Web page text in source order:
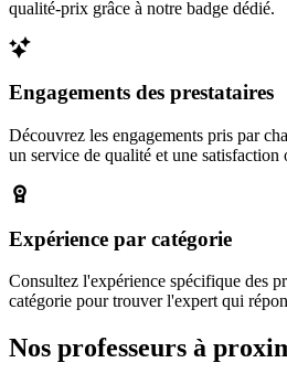
qualité-prix grâce à notre badge dédié.
Engagements des prestataires
Découvrez les engagements pris par
un service de qualité et une satisfaction
Expérience par catégorie
Consultez l'expérience spécifique des
catégorie pour trouver l'expert qui
Nos professeurs à